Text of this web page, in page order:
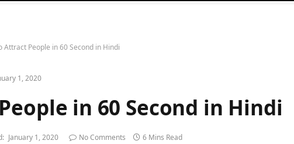
Attract People in 60 Second in Hindi
1, 2020
in 60 Second in Hindi
January 1, 2020 No Comments 6 Mins Read